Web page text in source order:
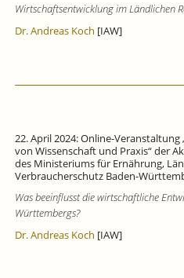
Wirtschaftsentwicklung im Ländlichen
Dr. Andreas Koch [IAW]
22. April 2024: Online-
von Wissenschaft und Praxis“ der
des Ministeriums für Ernährung,
Verbraucherschutz Baden-
Was beeinflusst die wirtschaftliche
Württembergs?
Dr. Andreas Koch [IAW]